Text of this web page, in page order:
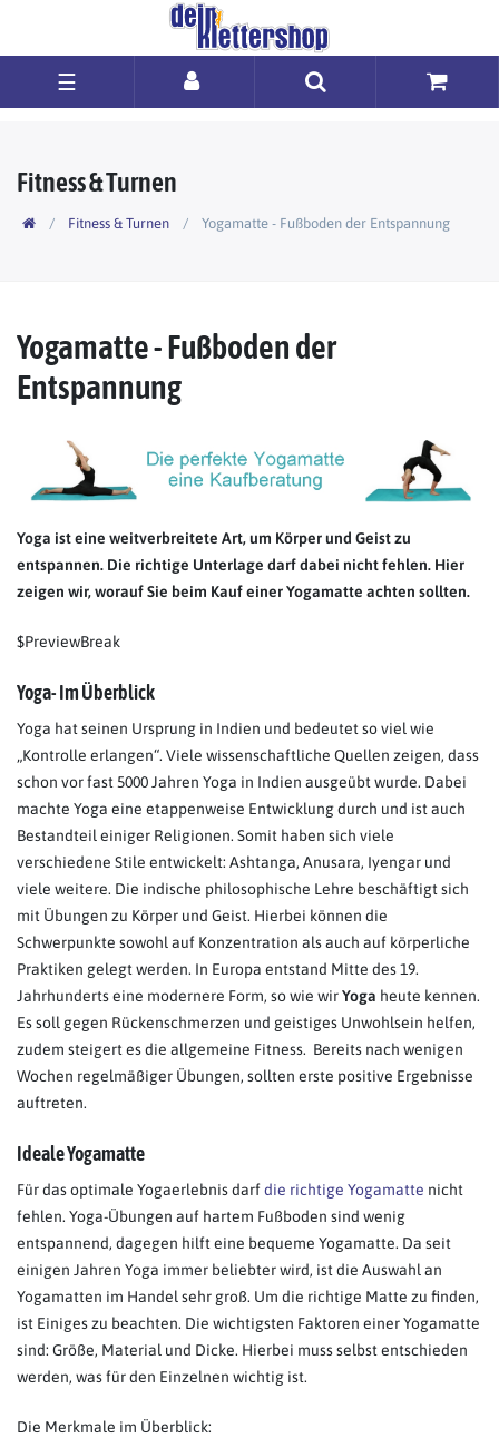
☰
Fitness & Turnen
Fitness & Turnen Yogamatte - Fußboden der Entspannung
Yogamatte - Fußboden der
Entspannung
Yoga ist eine weitverbreitete Art, um Körper und Geist zu
entspannen. Die richtige Unterlage darf dabei nicht fehlen. Hier
zeigen wir, worauf Sie beim Kauf einer Yogamatte achten sollten.
$PreviewBreak
Yoga- Im Überblick
Yoga hat seinen Ursprung in Indien und bedeutet so viel wie
„Kontrolle erlangen“. Viele wissenschaftliche Quellen zeigen, dass
schon vor fast 5000 Jahren Yoga in Indien ausgeübt wurde. Dabei
machte Yoga eine etappenweise Entwicklung durch und ist auch
Bestandteil einiger Religionen. Somit haben sich viele
verschiedene Stile entwickelt: Ashtanga, Anusara, Iyengar und
viele weitere. Die indische philosophische Lehre beschäftigt sich
mit Übungen zu Körper und Geist. Hierbei können die
Schwerpunkte sowohl auf Konzentration als auch auf körperliche
Praktiken gelegt werden. In Europa entstand Mitte des 19.
Jahrhunderts eine modernere Form, so wie wirYoga heute kennen.
Es soll gegen Rückenschmerzen und geistiges Unwohlsein helfen,
zudem steigert es die allgemeine Fitness. Bereits nach wenigen
Wochen regelmäßiger Übungen, sollten erste positive Ergebnisse
auftreten.
Ideale Yogamatte
Für das optimale Yogaerlebnis darfdie richtige Yogamatte nicht
fehlen. Yoga-Übungen auf hartem Fußboden sind wenig
entspannend, dagegen hilft eine bequeme Yogamatte. Da seit
einigen Jahren Yoga immer beliebter wird, ist die Auswahl an
Yogamatten im Handel sehr groß. Um die richtige Matte zu finden,
ist Einiges zu beachten. Die wichtigsten Faktoren einer Yogamatte
sind: Größe, Material und Dicke. Hierbei muss selbst entschieden
werden, was für den Einzelnen wichtig ist.
Die Merkmale im Überblick: